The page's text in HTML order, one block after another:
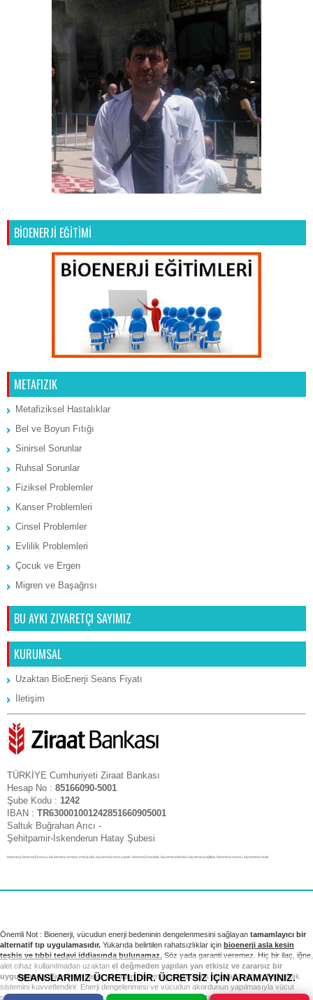
BİOENERJİ EĞİTİMİ
METAFIZIK
Metafiziksel Hastalıklar
Bel ve Boyun Fıtığı
Sinirsel Sorunlar
Ruhsal Sorunlar
Fiziksel Problemler
Kanser Problemleri
Cinsel Problemler
Evlilik Problemleri
Çocuk ve Ergen
Migren ve Başağrısı
BU AYKI ZIYARETÇI SAYIMIZ
KURUMSAL
Uzaktan BioEnerji Seans Fiyatı
İletişim
TÜRKİYE Cumhuriyeti Ziraat Bankası
Hesap No : 85166090-5001
Şube Kodu : 1242
IBAN : TR630001001242851660905001
Saltuk Buğrahan Arıcı -
Şehitpamir-İskenderun Hatay Şubesi
bioenerji, bioenerji konya, biyoenerji uzmanı, enerji şifa, biyoenerji nasıl yapılır, bioenerji hastalık, biyoenerji tedavi, biyoenerji eğitimi, bioenerji seansı, biyoenerji nedir
SEANSLARIMIZ ÜCRETLİDİR. ÜCRETSİZ İÇİN ARAMAYINIZ.
Önemli Not : Bioenerji, vücudun enerji bedeninin dengelenmesini sağlayan tamamlayıcı bir
alternatif tıp uygulamasıdır. Yukarıda belirtilen rahatsızlıklar için bioenerji asla kesin
teşhis ve tıbbi tedavi iddiasında bulunamaz. Söz yada garanti veremez. Hiç bir ilaç, iğne,
alet cihaz kullanılmadan uzaktan el değmeden yapılan yan etkisiz ve zararsız bir
uygulamadır.Bioenerji seansı vücudun sistem bozukluklarını ortadan kaldırır. Bağışıklık
sistemini kuvvetlendirir. Enerji dengelenmesi ve vücudun akordunun yapılmasıyla vücut
sağlıklı sistemini yeniden kurar. Tıbbi tedavi ve kontrollerinizi takip etmek sizin